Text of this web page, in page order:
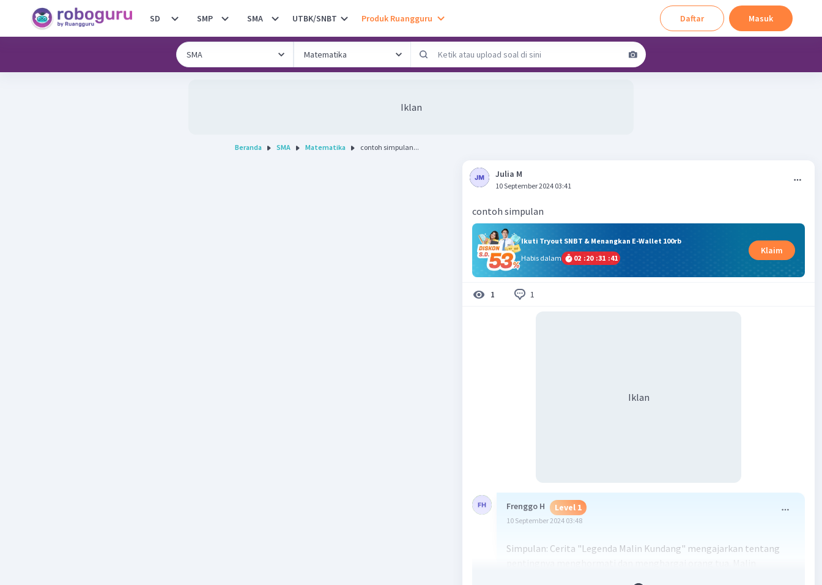
SD SMP SMA UTBK/SNBT Produk Ruangguru Daftar Masuk
Iklan
Beranda SMA Matematika contoh simpulan...
Julia M
10 September 2024 03:41
contoh simpulan
Ikuti Tryout SNBT & Menangkan E-Wallet 100rb
Habis dalam
02 :20 :31 :41
Klaim
1 1
Iklan
Frenggo H Level 1
10 September 2024 03:48
Simpulan: Cerita "Legenda Malin Kundang" mengajarkan tentang